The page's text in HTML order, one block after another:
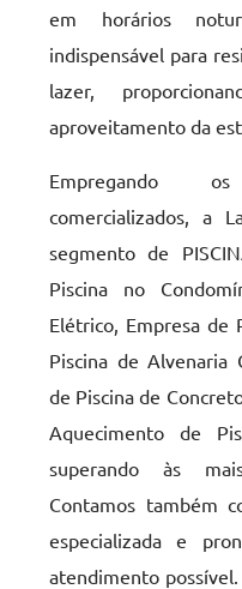
em horários
indispensável para
lazer,
aproveitamento da
Empregando
comercializados, a
segmento de
Piscina no
Elétrico, Empresa de
Piscina de Alvenaria
de Piscina de
Aquecimento de
superando às
Contamos também
especializada e
atendimento